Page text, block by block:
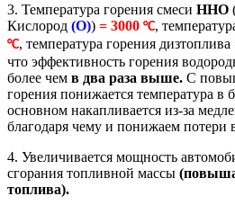
3. Температура горения смеси ННО
Кислород (О)) = 3000 °С,
°С, температура горения дизтоплива
что эффективность горения
более чем в два раза выше. С
горения понижается температура в
основном накапливается из-за
благодаря чему и понижаем потери
4. Увеличивается мощность
сгорания топливной массы
топлива).